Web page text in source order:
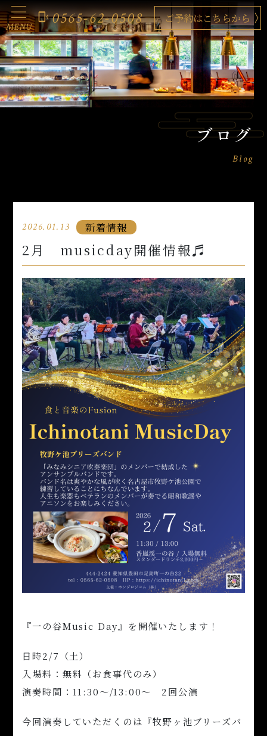
ブログ
Blog
2026.01.13 新着情報
2月 musicday開催情報♬
『一の谷Music Day』を開催いたします！
日時2/7（土）
入場料：無料（お食事代のみ）
演奏時間：11:30〜/13:00〜 2回公演
今回演奏していただくのは『牧野ヶ池ブリーズバ
MENU
phonelink_ring 0565-62-0508 ご予約はこちらから